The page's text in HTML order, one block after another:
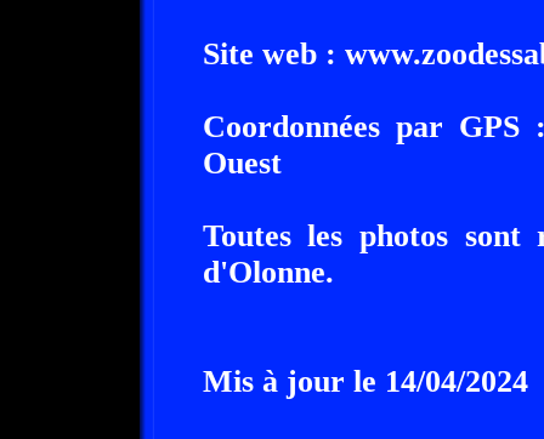
Site web :
Coordonnées par
Ouest
Toutes les photos sont
d'Olonne.
Mis à jour le 14/04/2024